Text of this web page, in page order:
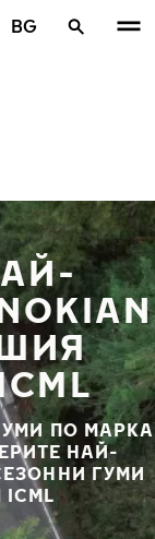
BG
ПО МАРКА
НАЙ-
ГУМИ